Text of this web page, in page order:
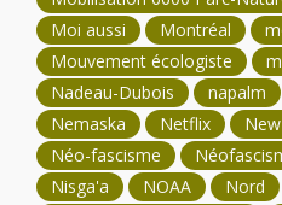
Moi aussi
Montréal
Mouvement écologiste
Nadeau-Dubois
napalm
Nemaska
Netflix
Néo-fascisme
Nisga'a
NOAA Nord